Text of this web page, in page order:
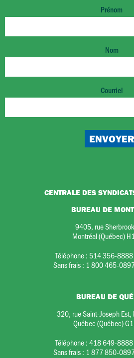
Prénom
Nom
Courriel
CENTRALE DES
BUREAU DE
9405, rue
Montréal (Québec)
Téléphone : 514 356-
Sans frais : 1 800 465-
BUREAU DE
320, rue Saint-Joseph
Québec (Québec)
Téléphone :418 649-
Sans frais : 1 877 850-